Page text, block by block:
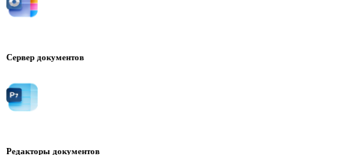
Сервер документов
Редакторы документов